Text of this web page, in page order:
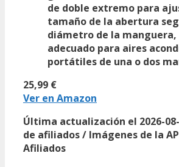
de doble extremo para
tamaño de la abertura
diámetro de la manguera,
adecuado para aires
portátiles de una o dos
25,99 €
Ver en Amazon
Última actualización el 2026-
de afiliados / Imágenes de la
Afiliados